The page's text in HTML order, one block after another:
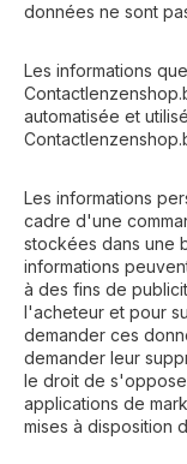
données ne sont
Les informations
automatisée et
Les informations
cadre d'une
stockées dans une
informations
à des fins de
l'acheteur et pour
demander ces
demander leur
le droit de
applications de
mises à disposition